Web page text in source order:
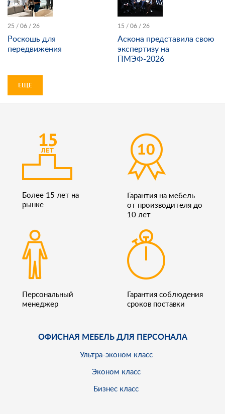
25 / 06 / 26
Роскошь для
передвижения
15 / 06 / 26
Аскона представила свою
экспертизу на
ПМЭФ-2026
ЕЩЕ
Более 15 лет на
рынке
Гарантия на мебель
от производителя до
10 лет
Персональный
менеджер
Гарантия соблюдения
сроков поставки
ОФИСНАЯ МЕБЕЛЬ ДЛЯ ПЕРСОНАЛА
Ультра-эконом класс
Эконом класс
Бизнес класс